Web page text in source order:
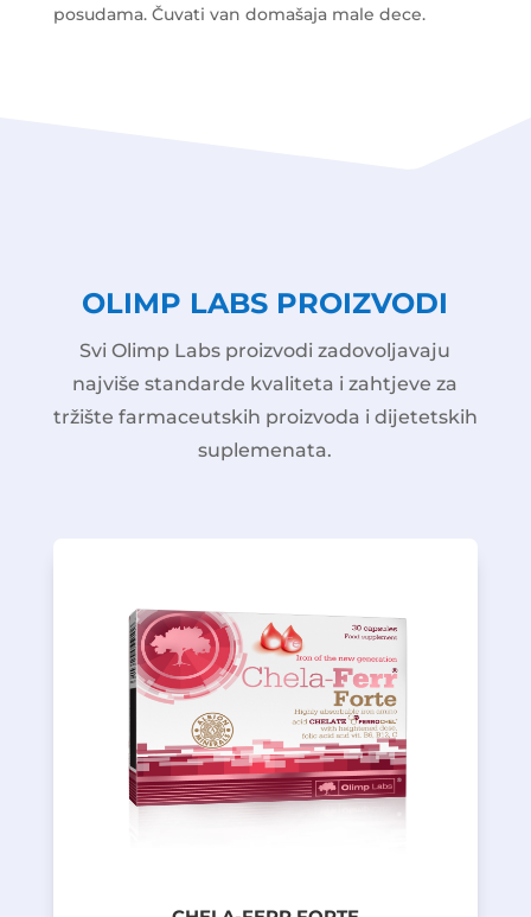
posudama. Čuvati van domašaja male dece.
OLIMP LABS PROIZVODI
Svi Olimp Labs proizvodi zadovoljavaju
najviše standarde kvaliteta i zahtjeve za
tržište farmaceutskih proizvoda i dijetetskih
suplemenata.
- visoku bioraspoloživost
- siguran rad
- dobru podnošljivost, manje nuspojava,
što je potvrđeno dugogodišnjim naučnim
istraživanjima
- aminokiselinski helat sa strukturom
naučno potvrđenom i patentiranom FT-IR